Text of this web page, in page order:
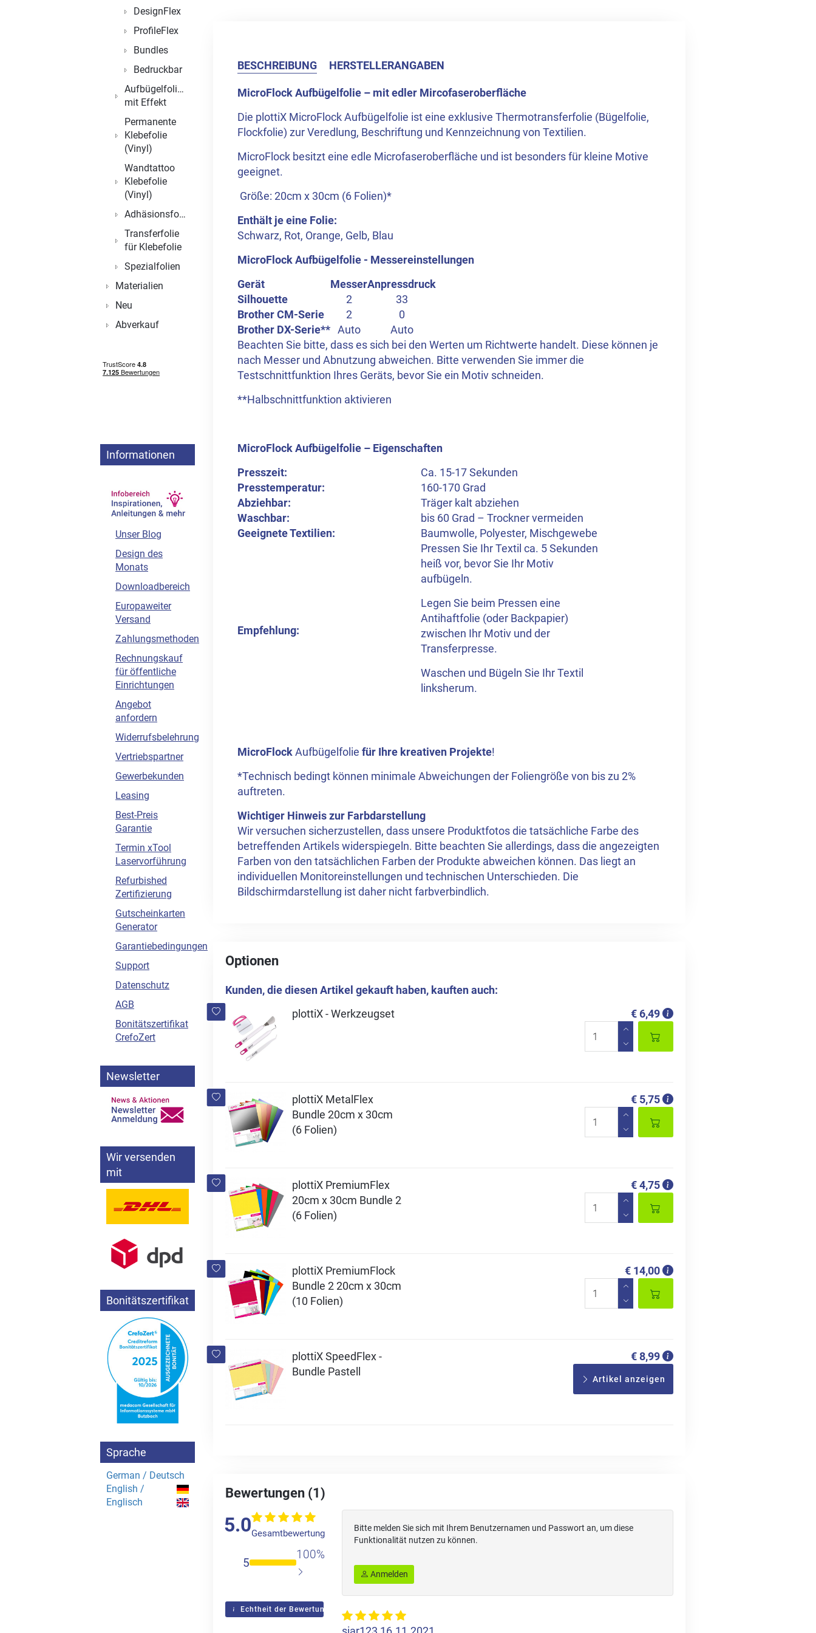
BESCHREIBUNG HERSTELLERANGABEN
MicroFlock Aufbügelfolie – mit edler Mircofaseroberfläche
Die plottiX MicroFlock Aufbügelfolie ist eine exklusive Thermotransferfolie (Bügelfolie,
Flockfolie) zur Veredlung, Beschriftung und Kennzeichnung von Textilien.
MicroFlock besitzt eine edle Microfaseroberfläche und ist besonders für kleine Motive
geeignet.
Größe: 20cm x 30cm (6 Folien)*
Enthält je eine Folie:
Schwarz, Rot, Orange, Gelb, Blau
MicroFlock Aufbügelfolie - Messereinstellungen
Gerät
MesserAnpressdruck
Silhouette
2
33
Brother CM-Serie
2
0
Brother DX-Serie** Auto
Auto
Beachten Sie bitte, dass es sich bei den Werten um Richtwerte handelt. Diese können je
nach Messer und Abnutzung abweichen. Bitte verwenden Sie immer die
Testschnittfunktion Ihres Geräts, bevor Sie ein Motiv schneiden.
**Halbschnittfunktion aktivieren
MicroFlock Aufbügelfolie – Eigenschaften
Presszeit:
Ca. 15-17 Sekunden
Presstemperatur:
160-170 Grad
Abziehbar:
Träger kalt abziehen
Waschbar:
bis 60 Grad – Trockner vermeiden
Geeignete Textilien:
Baumwolle, Polyester, Mischgewebe
Empfehlung:
Pressen Sie Ihr Textil ca. 5 Sekunden
heiß vor, bevor Sie Ihr Motiv
aufbügeln.
Legen Sie beim Pressen eine
Antihaftfolie (oder Backpapier)
zwischen Ihr Motiv und der
Transferpresse.
Waschen und Bügeln Sie Ihr Textil
linksherum.
MicroFlockAufbügelfolie für Ihre kreativen Projekte!
*Technisch bedingt können minimale Abweichungen der Foliengröße von bis zu 2%
auftreten.
Wichtiger Hinweis zur Farbdarstellung
Wir versuchen sicherzustellen, dass unsere Produktfotos die tatsächliche Farbe des
betreffenden Artikels widerspiegeln. Bitte beachten Sie allerdings, dass die angezeigten
Farben von den tatsächlichen Farben der Produkte abweichen können. Das liegt an
individuellen Monitoreinstellungen und technischen Unterschieden. Die
Bildschirmdarstellung ist daher nicht farbverbindlich.
Optionen
Kunden, die diesen Artikel gekauft haben, kauften auch:
plottiX - Werkzeugset
€ 6,49
plottiX MetalFlex
Bundle 20cm x 30cm
(6 Folien)
€ 5,75
plottiX PremiumFlex
20cm x 30cm Bundle 2
(6 Folien)
€ 4,75
plottiX PremiumFlock
Bundle 2 20cm x 30cm
(10 Folien)
€ 14,00
plottiX SpeedFlex -
Bundle Pastell
€ 8,99
Artikel anzeigen
Bewertungen (1)
5.0Gesamtbewertung
5
100%
Echtheit der Bewertungen
Bitte melden Sie sich mit Ihrem Benutzernamen und Passwort an, um diese
Funktionalität nutzen zu können.
Anmelden
DesignFlex
ProfileFlex
Bundles
Bedruckbar
Aufbügelfolien
mit Effekt
Permanente
Klebefolie
(Vinyl)
Wandtattoo
Klebefolie
(Vinyl)
Adhäsionsfolien
Transferfolie
für Klebefolie
Spezialfolien
Materialien
Neu
Abverkauf
Informationen
Unser Blog
Design des
Monats
Downloadbereich
Europaweiter
Versand
Zahlungsmethoden
Rechnungskauf
für öffentliche
Einrichtungen
Angebot
anfordern
Widerrufsbelehrung
Vertriebspartner
Gewerbekunden
Leasing
Best-Preis
Garantie
Termin xTool
Laservorführung
Refurbished
Zertifizierung
Gutscheinkarten
Generator
Garantiebedingungen
Support
Datenschutz
AGB
Bonitätszertifikat
CrefoZert
Newsletter
Wir versenden
mit
Bonitätszertifikat
Sprache
German / Deutsch
English /
Englisch